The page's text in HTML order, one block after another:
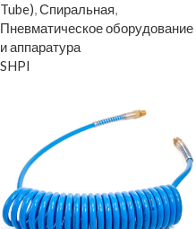
Tube),Спиральная,
Пневматическое оборудование
и аппаратура
SHPI